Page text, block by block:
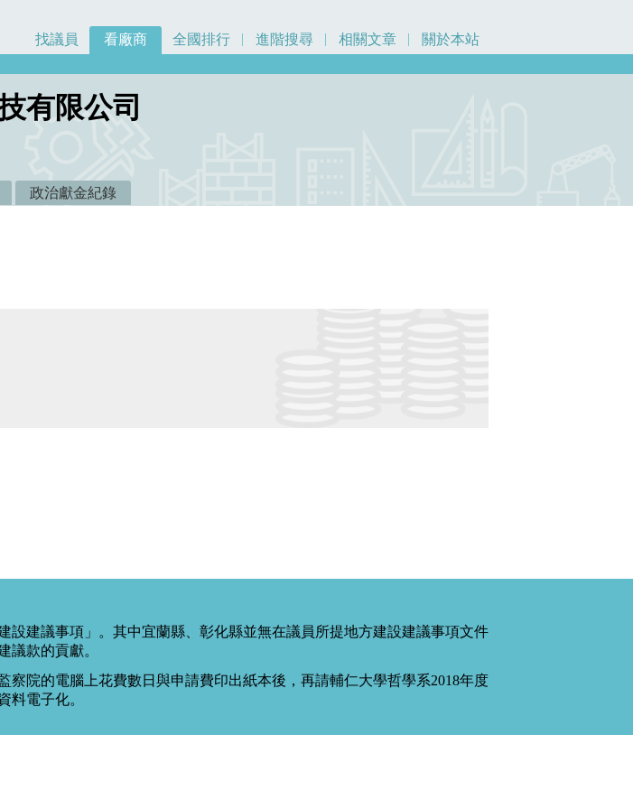
找議員 看廠商 全國排行 進階搜尋 相關文章 關於本站
有限公司
政治獻金紀錄
設建議事項」。其中宜蘭縣、彰化縣並無在議員所提地方建設建議事項文件
議款的貢獻。
院的電腦上花費數日與申請費印出紙本後，再請輔仁大學哲學系2018年度
料電子化。